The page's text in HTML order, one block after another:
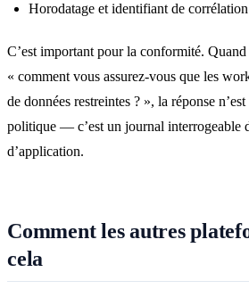
Horodatage et identifiant de
C’est important pour la conformité.
« comment vous assurez-vous que les
de données restreintes ? », la réponse
politique — c’est un journal interrogeable
d’application.
Comment les autres
cela